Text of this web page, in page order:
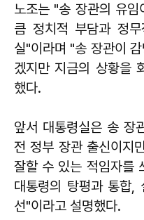
노조는 "송 장관의 유
큼 정치적 부담과 정
실"이라며 "송 장관이
겠지만 지금의 상황을
했다.
앞서 대통령실은 송 장
전 정부 장관 출신이지
잘할 수 있는 적임자를
대통령의 탕평과 통합,
선"이라고 설명했다.